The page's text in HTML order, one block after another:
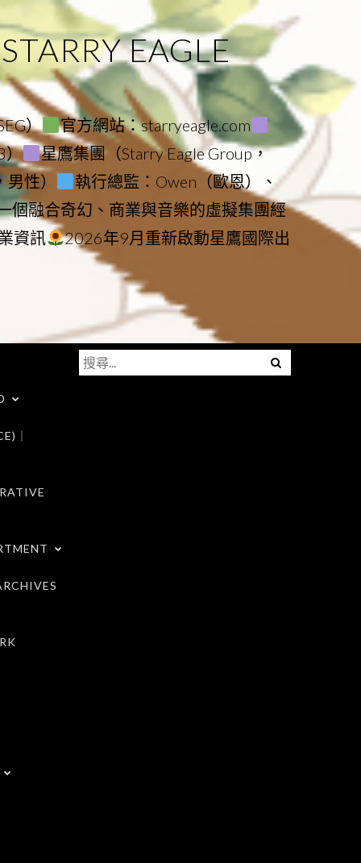
EAGLE
）
官方網站：starryeagle.com
）
星鷹集團（Starry Eagle Group，
性）
執行總監：Owen（歐恩）、
個融合奇幻、商業與音樂的虛擬集團經
資訊
2026年9月重新啟動星鷹國際出
｜
Menu
搜
尋